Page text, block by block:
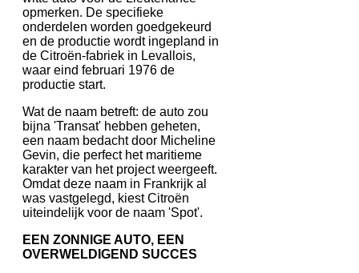
opmerken. De specifieke
onderdelen worden goedgekeurd
en de productie wordt ingepland in
de Citroën-fabriek in Levallois,
waar eind februari 1976 de
productie start.
Wat de naam betreft: de auto zou
bijna 'Transat' hebben geheten,
een naam bedacht door Micheline
Gevin, die perfect het maritieme
karakter van het project weergeeft.
Omdat deze naam in Frankrijk al
was vastgelegd, kiest Citroën
uiteindelijk voor de naam 'Spot'.
EEN ZONNIGE AUTO, EEN
OVERWELDIGEND SUCCES